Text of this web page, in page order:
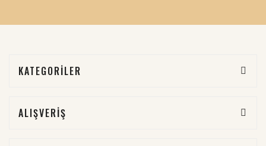
KATEGORİLER
ALIŞVERİŞ